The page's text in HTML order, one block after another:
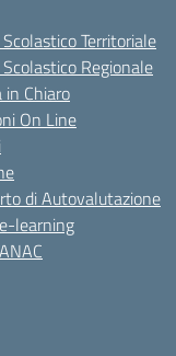
Territoriale
Regionale
in Chiaro
On Line
di Autovalutazione
learning